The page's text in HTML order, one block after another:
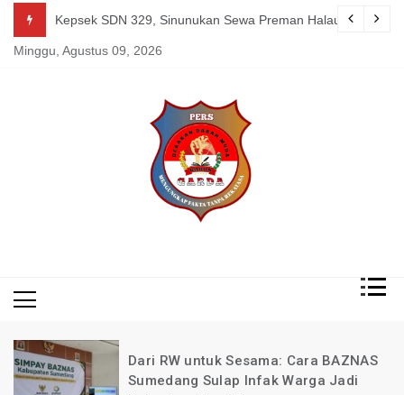
content
Tetap Berkarya dan Mandiri Agustus 07, 2026
Kepsek SDN 329, Sinunukan Sewa Preman Halau LSM
Minggu, Agustus 09, 2026
Dari RW untuk Sesama: Cara BAZNAS
Sumedang Sulap Infak Warga Jadi